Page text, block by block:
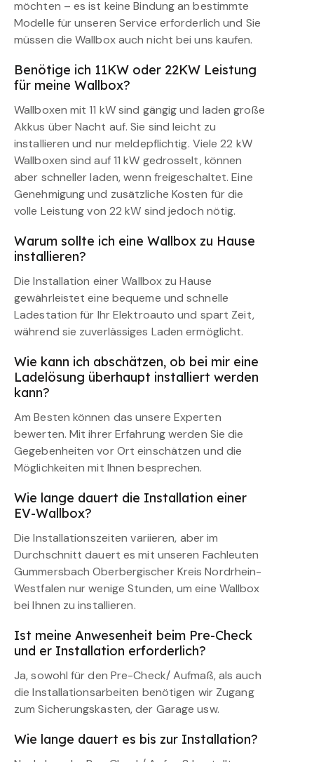
möchten – es ist keine Bindung an bestimmte
Modelle für unseren Service erforderlich und Sie
müssen die Wallbox auch nicht bei uns kaufen.
Benötige ich 11KW oder 22KW Leistung
für meine Wallbox?
Wallboxen mit 11 kW sind gängig und laden große
Akkus über Nacht auf. Sie sind leicht zu
installieren und nur meldepflichtig. Viele 22 kW
Wallboxen sind auf 11 kW gedrosselt, können
aber schneller laden, wenn freigeschaltet. Eine
Genehmigung und zusätzliche Kosten für die
volle Leistung von 22 kW sind jedoch nötig.
Warum sollte ich eine Wallbox zu Hause
installieren?
Die Installation einer Wallbox zu Hause
gewährleistet eine bequeme und schnelle
Ladestation für Ihr Elektroauto und spart Zeit,
während sie zuverlässiges Laden ermöglicht.
Wie kann ich abschätzen, ob bei mir eine
Ladelösung überhaupt installiert werden
kann?
Am Besten können das unsere Experten
bewerten. Mit ihrer Erfahrung werden Sie die
Gegebenheiten vor Ort einschätzen und die
Möglichkeiten mit Ihnen besprechen.
Wie lange dauert die Installation einer
EV-Wallbox?
Die Installationszeiten variieren, aber im
Durchschnitt dauert es mit unseren Fachleuten
Gummersbach Oberbergischer Kreis Nordrhein-
Westfalen nur wenige Stunden, um eine Wallbox
bei Ihnen zu installieren.
Ist meine Anwesenheit beim Pre-Check
und er Installation erforderlich?
Ja, sowohl für den Pre-Check/ Aufmaß, als auch
die Installationsarbeiten benötigen wir Zugang
zum Sicherungskasten, der Garage usw.
Wie lange dauert es bis zur Installation?